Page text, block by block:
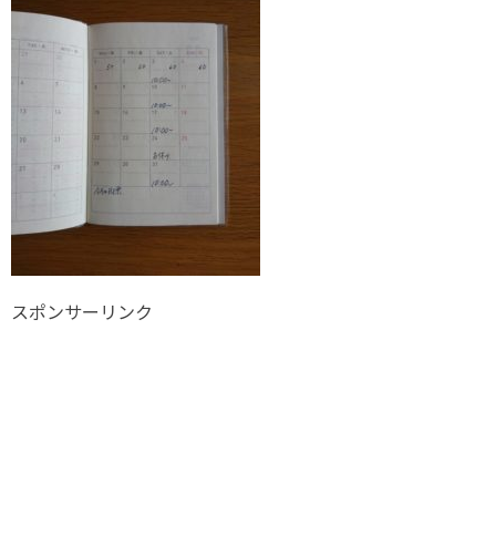
スポンサーリンク